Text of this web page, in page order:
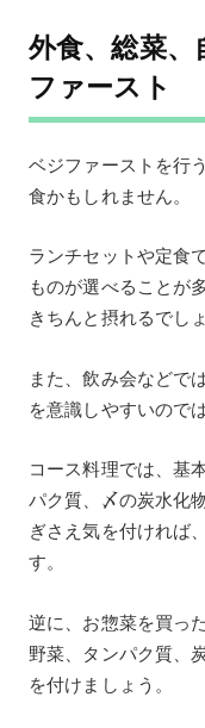
外食、総菜
ファースト
ベジファーストを行
食かもしれません。
ランチセットや定食
ものが選べることが
きちんと摂れるでしょ
また、飲み会などで
を意識しやすいので
コース料理では、基
パク質、〆の炭水化
ぎさえ気を付ければ
す。
逆に、お惣菜を買っ
野菜、タンパク質、
を付けましょう。